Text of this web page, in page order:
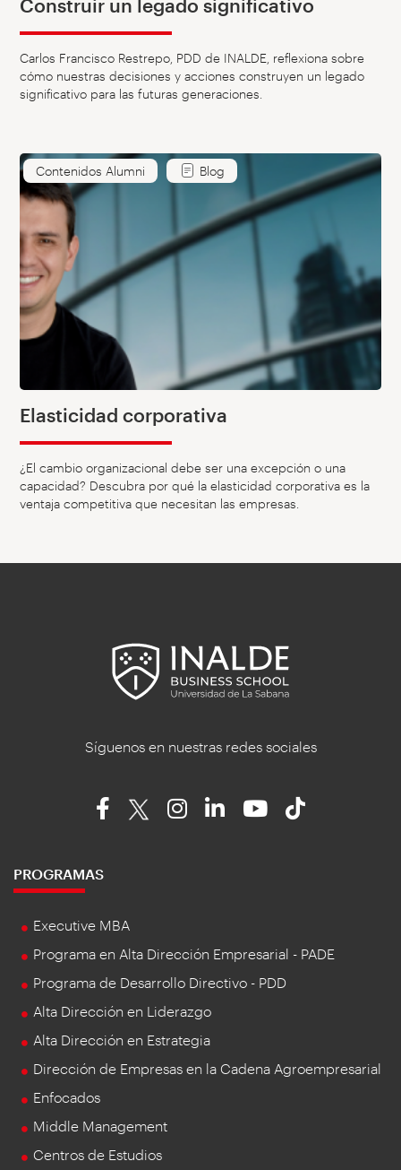
Construir un legado significativo
Carlos Francisco Restrepo, PDD de INALDE, reflexiona sobre
cómo nuestras decisiones y acciones construyen un legado
significativo para las futuras generaciones.
Contenidos Alumni Blog
Elasticidad corporativa
¿El cambio organizacional debe ser una excepción o una
capacidad? Descubra por qué la elasticidad corporativa es la
ventaja competitiva que necesitan las empresas.
Síguenos en nuestras redes sociales
PROGRAMAS
Executive MBA
Programa en Alta Dirección Empresarial - PADE
Programa de Desarrollo Directivo - PDD
Alta Dirección en Liderazgo
Alta Dirección en Estrategia
Dirección de Empresas en la Cadena Agroempresarial
Enfocados
Middle Management
Centros de Estudios